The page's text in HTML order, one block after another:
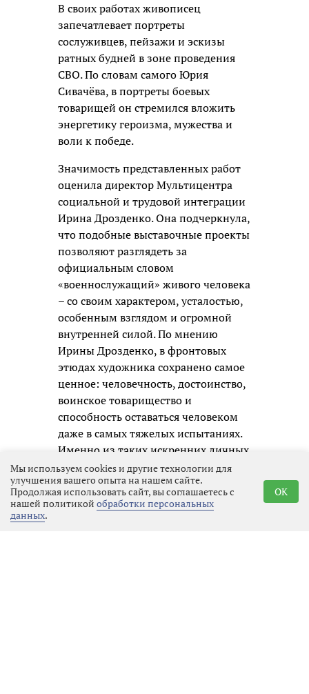
В своих работах живописец
запечатлевает портреты
сослуживцев, пейзажи и эскизы
ратных будней в зоне проведения
СВО. По словам самого Юрия
Сивачёва, в портреты боевых
товарищей он стремился вложить
энергетику героизма, мужества и
воли к победе.
Значимость представленных работ
оценила директор Мультицентра
социальной и трудовой интеграции
Ирина Дрозденко. Она подчеркнула,
что подобные выставочные проекты
позволяют разглядеть за
официальным словом
«военнослужащий» живого человека
– со своим характером, усталостью,
особенным взглядом и огромной
внутренней силой. По мнению
Ирины Дрозденко, в фронтовых
этюдах художника сохранено самое
ценное: человечность, достоинство,
воинское товарищество и
способность оставаться человеком
даже в самых тяжелых испытаниях.
Именно из таких искренних личных
образов и складывается честная
память о нашем времени для
будущих поколений.
Мы используем cookies и другие технологии для
улучшения вашего опыта на нашем сайте.
Продолжая использовать сайт, вы соглашаетесь с
нашей политикой обработки персональных
данных.
OK